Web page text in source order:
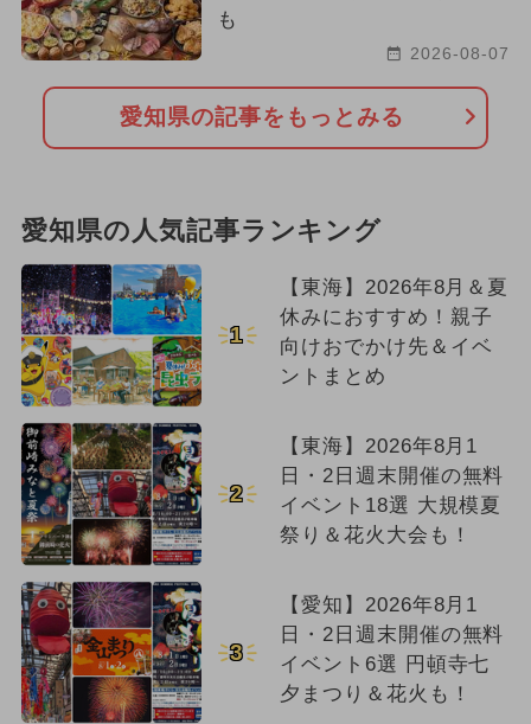
も
2026-08-07
愛知県の記事をもっとみる
愛知県の人気記事ランキング
1
【東海】2026年8月＆夏
休みにおすすめ！親子
向けおでかけ先＆イベ
ントまとめ
2
【東海】2026年8月1
日・2日週末開催の無料
イベント18選 大規模夏
祭り＆花火大会も！
3
【愛知】2026年8月1
日・2日週末開催の無料
イベント6選 円頓寺七
夕まつり＆花火も！